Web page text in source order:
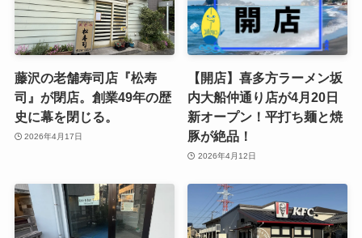
藤沢の老舗寿司店『松寿
司』が閉店。創業49年の歴
史に幕を閉じる。
2026年4月17日
【開店】喜多方ラーメン坂
内大船仲通り店が4月20日
新オープン！平打ち麺と焼
豚が絶品！
2026年4月12日